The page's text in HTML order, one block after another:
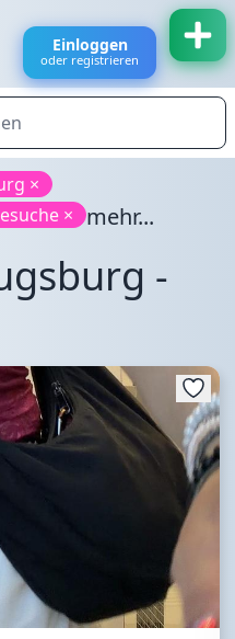
Einloggen
oder registrieren
×
× mehr...
-